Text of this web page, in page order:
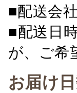
■配送会
■配送日
が、ご希
お届け